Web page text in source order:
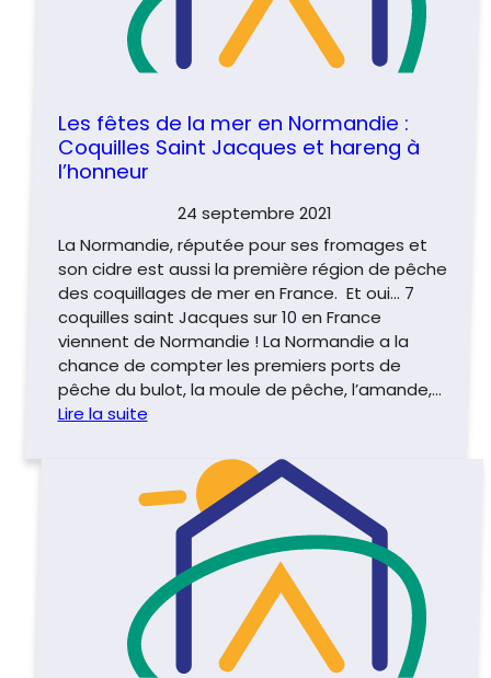
Les fêtes de la mer en Normandie :
Coquilles Saint Jacques et hareng à
l’honneur
24 septembre 2021
La Normandie, réputée pour ses fromages et
son cidre est aussi la première région de pêche
des coquillages de mer en France. Et oui… 7
coquilles saint Jacques sur 10 en France
viennent de Normandie ! La Normandie a la
chance de compter les premiers ports de
pêche du bulot, la moule de pêche, l’amande,…
Lire la suite